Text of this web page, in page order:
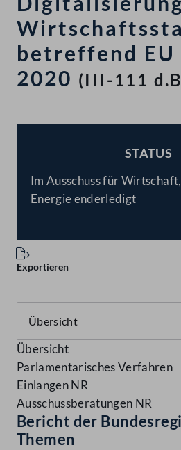
betreffend EU
2020 (III-111
STATUS
ImAusschuss für
Energieenderledigt
Exportieren
Übersicht
Parlamentarisches Verfahren
Einlangen NR
Ausschussberatungen NR
Bericht der
Themen